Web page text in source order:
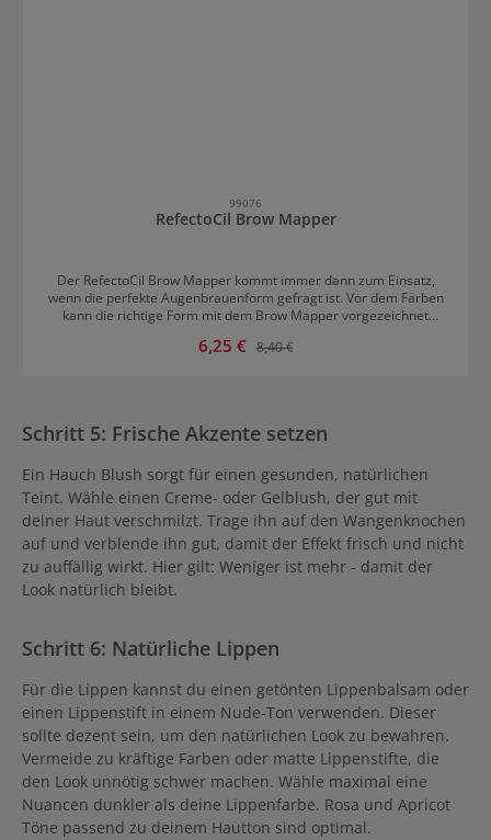
99076
RefectoCil Brow Mapper
Der RefectoCil Brow Mapper kommt immer dann zum Einsatz,
wenn die perfekte Augenbrauenform gefragt ist. Vor dem Färben
kann die richtige Form mit dem Brow Mapper vorgezeichnet
kann auch als weißer Kajal verwendet werden. Vorteile von
Verkaufspreis:
6,25 € Regulärer Preis:
8,40 €
Schritt 5: Frische Akzente setzen
Ein Hauch Blush sorgt für einen gesunden, natürlichen
Teint. Wähle einen Creme- oder Gelblush, der gut mit
deiner Haut verschmilzt. Trage ihn auf den Wangenknochen
auf und verblende ihn gut, damit der Effekt frisch und nicht
zu auffällig wirkt. Hier gilt: Weniger ist mehr - damit der
Look natürlich bleibt.
Schritt 6: Natürliche Lippen
Für die Lippen kannst du einen getönten Lippenbalsam oder
einen Lippenstift in einem Nude-Ton verwenden. Dieser
sollte dezent sein, um den natürlichen Look zu bewahren.
Vermeide zu kräftige Farben oder matte Lippenstifte, die
den Look unnötig schwer machen. Wähle maximal eine
Nuancen dunkler als deine Lippenfarbe. Rosa und Apricot
Töne passend zu deinem Hautton sind optimal.